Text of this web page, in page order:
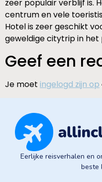
zeer populair verblijf is.
centrum en vele
Hotel is zeer geschikt
geweldige citytrip in het
Geef een
Je moet ingelogd zijn op
Eerlijke reisverhalen en
beste